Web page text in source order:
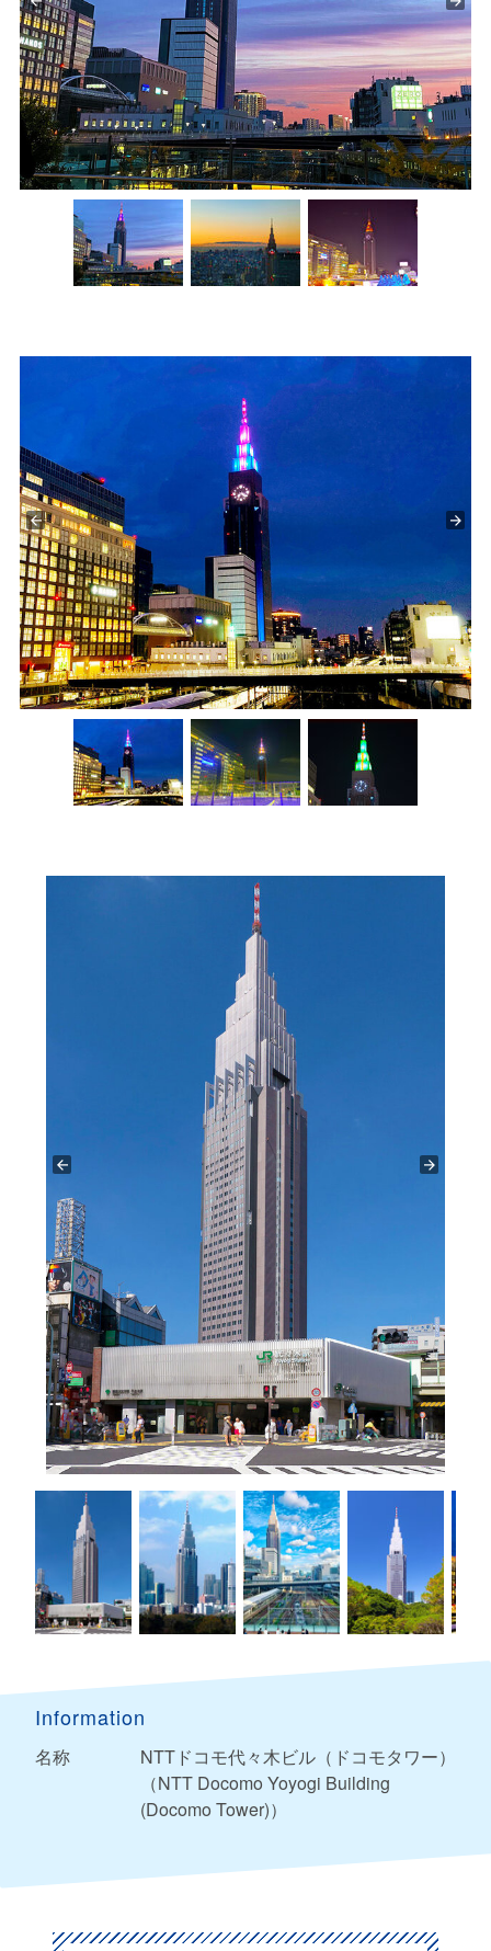
Information
名称
NTTドコモ代々木ビル（ドコモタワー）
（NTT Docomo Yoyogi Building
(Docomo Tower)）